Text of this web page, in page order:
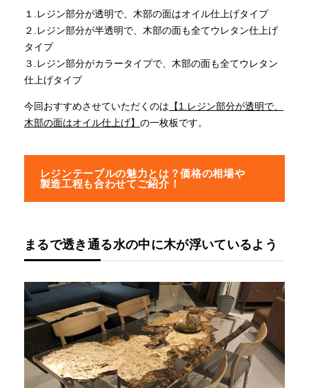
１.レジン部分が透明で、木部の面はオイル仕上げタイプ
２.レジン部分が半透明で、木部の面も全てウレタン仕上げ
タイプ
３.レジン部分がカラータイプで、木部の面も全てウレタン
仕上げタイプ
今回おすすめさせていただくのは 【1.レジン部分が透明で、
木部の面はオイル仕上げ】 の一枚板です。
レジンテーブルの魅力とは？価格の相場や
製造工程も合わせてご紹介！
まるで透き通る水の中に木が浮いているよう